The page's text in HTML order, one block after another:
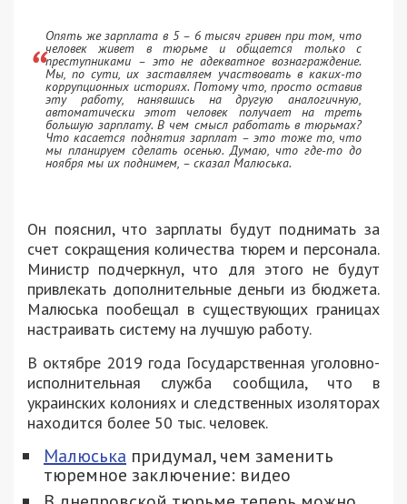
Опять же зарплата в 5 – 6 тысяч гривен при том, что
человек живет в тюрьме и общается только с
преступниками – это не адекватное вознаграждение.
Мы, по сути, их заставляем участвовать в каких-то
коррупционных историях. Потому что, просто оставив
эту работу, нанявшись на другую аналогичную,
автоматически этот человек получает на треть
большую зарплату. В чем смысл работать в тюрьмах?
Что касается поднятия зарплат – это тоже то, что
мы планируем сделать осенью. Думаю, что где-то до
ноября мы их поднимем, – сказал Малюська.
Он пояснил, что зарплаты будут поднимать за
счет сокращения количества тюрем и персонала.
Министр подчеркнул, что для этого не будут
привлекать дополнительные деньги из бюджета.
Малюська пообещал в существующих границах
настраивать систему на лучшую работу.
В октябре 2019 года Государственная уголовно-
исполнительная служба сообщила, что в
украинских колониях и следственных изоляторах
находится более 50 тыс. человек.
Малюська придумал, чем заменить
тюремное заключение: видео